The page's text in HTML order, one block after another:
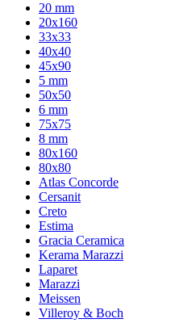
20 mm
20х160
33x33
40х40
45x90
5 mm
50x50
6 mm
75х75
8 mm
80x160
80x80
Atlas Concorde
Cersanit
Creto
Estima
Gracia Ceramica
Kerama Marazzi
Laparet
Marazzi
Meissen
Villeroy & Boch